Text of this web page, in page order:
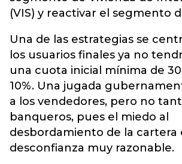
(VIS) y reactivar el segmento
Una de las estrategias se
los usuarios finales ya no
una cuota inicial mínima de
10%. Una jugada
a los vendedores, pero no
banqueros, pues el miedo al
desbordamiento de la cartera
desconfianza muy razonable.